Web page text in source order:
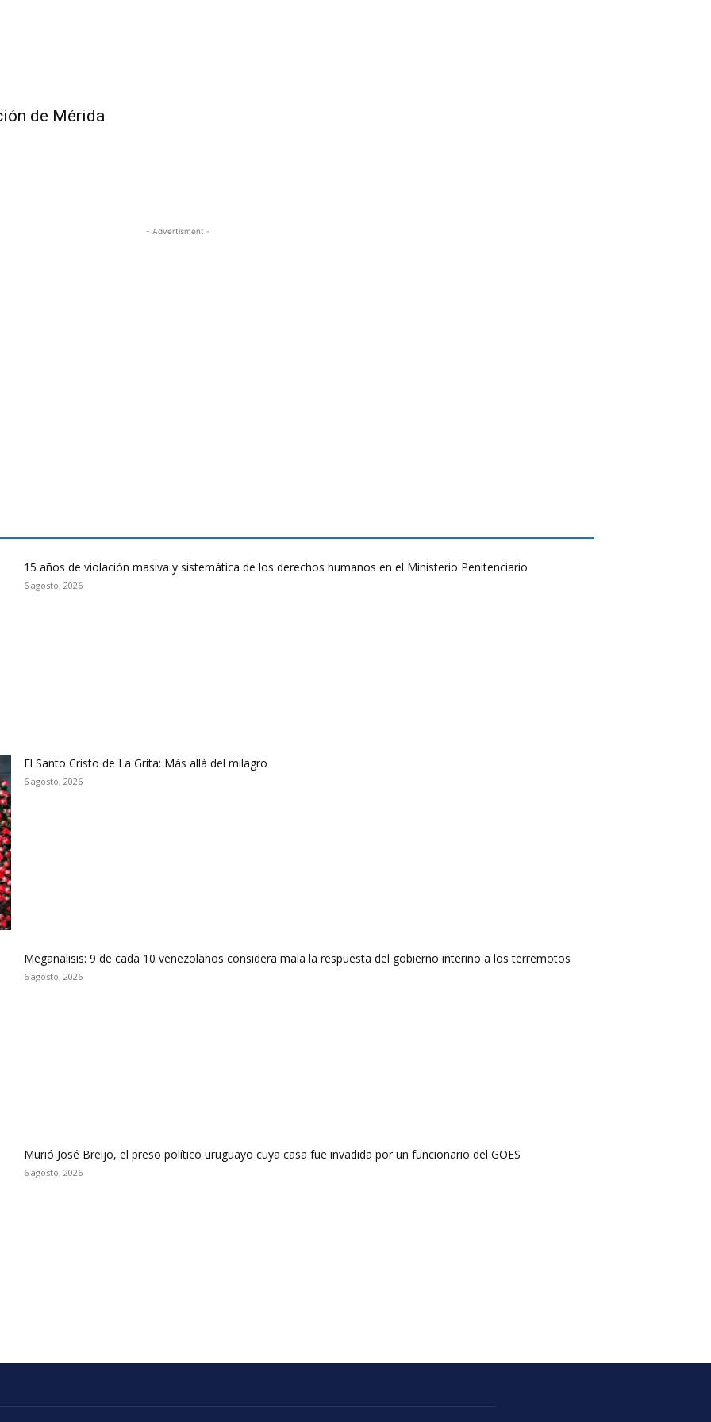
de Mérida
- Advertisment -
15 años de violación masiva y sistemática de los derechos humanos en el Ministerio Penitenciario
6 agosto, 2026
El Santo Cristo de La Grita: Más allá del milagro
6 agosto, 2026
Meganalisis: 9 de cada 10 venezolanos considera mala la respuesta del gobierno interino a los terremotos
6 agosto, 2026
Murió José Breijo, el preso político uruguayo cuya casa fue invadida por un funcionario del GOES
6 agosto, 2026